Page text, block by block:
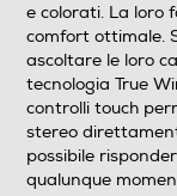
Protocollo di
Dimensioni - Peso
Altezza-mm
e colorati. La loro
comfort ottimale.
ascoltare le loro
tecnologia True
controlli touch
stereo
possibile
qualunque